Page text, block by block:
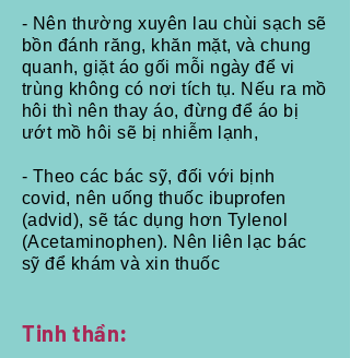
- Nên thường xuyên lau chùi sạch sẽ
bồn đánh răng, khăn mặt, và chung
quanh, giặt áo gối mỗi ngày để vi
trùng không có nơi tích tụ. Nếu ra mồ
hôi thì nên thay áo, đừng để áo bị
ướt mồ hôi sẽ bị nhiễm lạnh,
- Theo các bác sỹ, đối với bịnh
covid, nên uống thuốc ibuprofen
(advid), sẽ tác dụng hơn Tylenol
(Acetaminophen). Nên liên lạc bác
sỹ để khám và xin thuốc
Tinh thần: